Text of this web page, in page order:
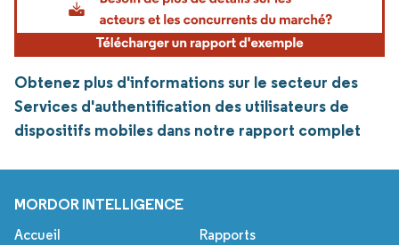
Obtenez plus d'informations sur le secteur des
Services d'authentification des utilisateurs de
dispositifs mobiles dans notre rapport complet
MORDOR INTELLIGENCE
Accueil Rapports